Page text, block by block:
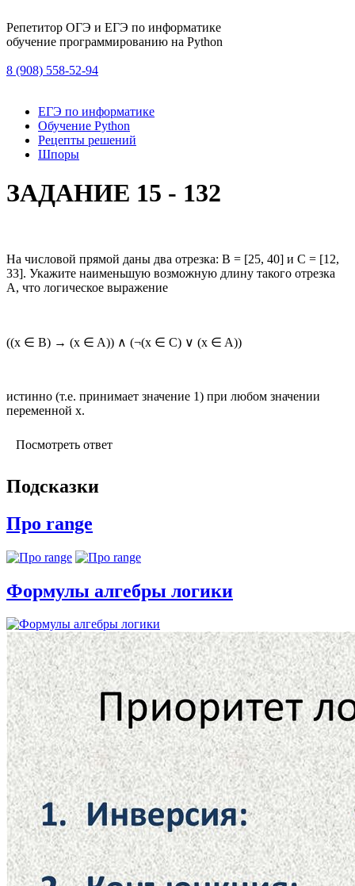
Репетитор ОГЭ и ЕГЭ по информатике
обучение программированию на Python
8 (908) 558-52-94
ЕГЭ по информатике
Обучение Python
Рецепты решений
Шпоры
ЗАДАНИЕ 15 - 132
На числовой прямой даны два отрезка: В = [25, 40] и С = [12,
33]. Укажите наименьшую возможную длину такого отрезка
А, что логическое выражение
((x ∈ B) → (x ∈ A)) ∧ (¬(x ∈ C) ∨ (x ∈ A))
истинно (т.е. принимает значение 1) при любом значении
переменной х.
Посмотреть ответ
Подсказки
Про range
Формулы алгебры логики